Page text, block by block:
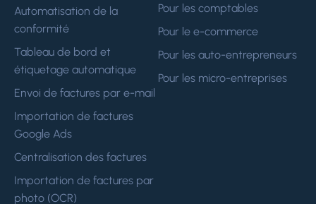
Automatisation de la
conformité
Tableau de bord et
étiquetage automatique
Envoi de factures par e-mail
Importation de factures
Google Ads
Centralisation des factures
Importation de factures par
photo (OCR)
Pour les comptables
Pour le e-commerce
Pour les auto-entrepreneurs
Pour les micro-entreprises